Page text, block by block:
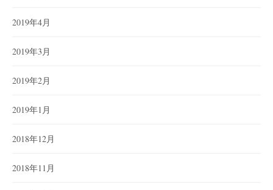
2019年4月
2019年3月
2019年2月
2019年1月
2018年12月
2018年11月